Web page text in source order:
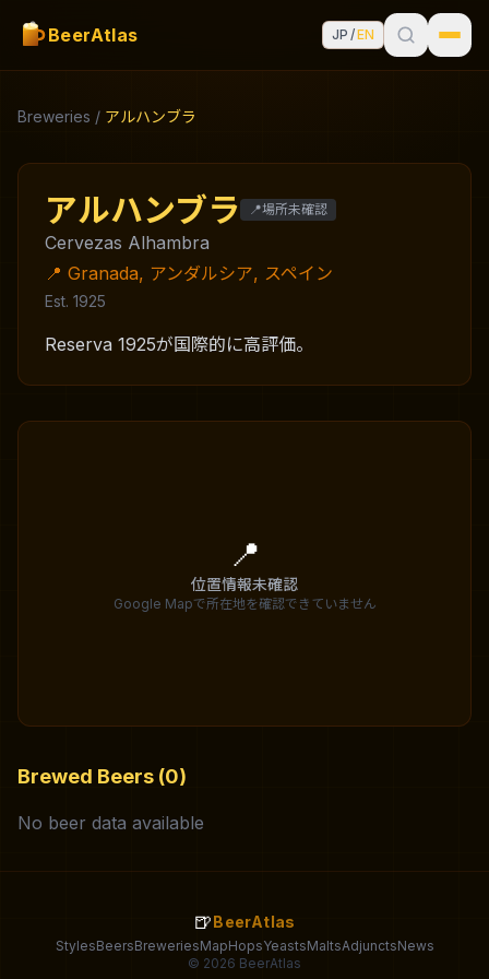
BeerAtlas JP /EN
Breweries / アルハンブラ
アルハンブラ 📍場所未確認
Cervezas Alhambra
📍 Granada, アンダルシア, スペイン
Est. 1925
Reserva 1925が国際的に高評価。
📍
位置情報未確認
Google Mapで所在地を確認できていません
Brewed Beers (0)
No beer data available
🍺BeerAtlas
StylesBeersBreweriesMapHopsYeastsMaltsAdjunctsNews
© 2026 BeerAtlas